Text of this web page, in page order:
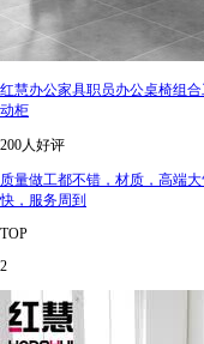
红慧办公家具职员办公桌椅组
动柜
200人好评
质量做工都不错，材质，高端
快，服务周到
TOP
2